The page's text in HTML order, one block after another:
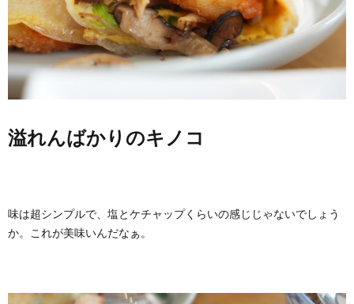
溢れんばかりのキノコ
味は超シンプルで、塩とケチャップくらいの感じじゃないでしょう
か。これが美味いんだなぁ。